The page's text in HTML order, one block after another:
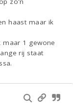
haast maar ik
1 gewone
rij staat